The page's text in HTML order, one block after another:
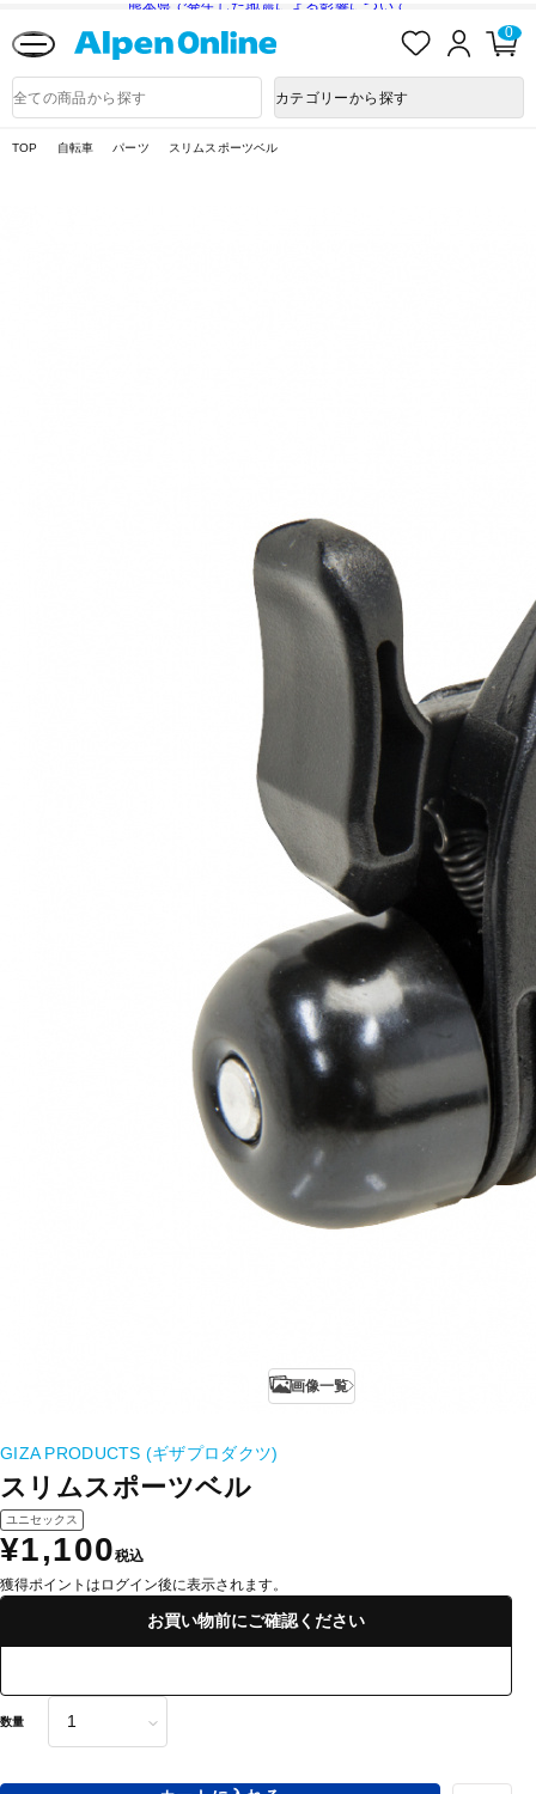
熊本県で発生した地震による影響について
入
ロ
ン
0
品
検
カテゴリーから探す
TOP 自転車 パーツ スリムスポーツベル
画像一覧
GIZA PRODUCTS (ギザプロダクツ)
スリムスポーツベル
ユニセックス
¥1,100税込
獲得ポイントはログイン後に表示されます。
お買い物前にご確認ください
数量